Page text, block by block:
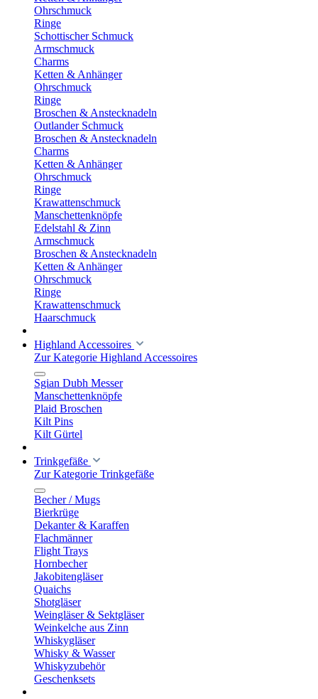
Ohrschmuck
Ringe
Schottischer Schmuck
Armschmuck
Charms
Ketten & Anhänger
Ohrschmuck
Ringe
Broschen & Anstecknadeln
Outlander Schmuck
Broschen & Anstecknadeln
Charms
Ketten & Anhänger
Ohrschmuck
Ringe
Krawattenschmuck
Manschettenknöpfe
Edelstahl & Zinn
Armschmuck
Broschen & Anstecknadeln
Ketten & Anhänger
Ohrschmuck
Ringe
Krawattenschmuck
Haarschmuck
Highland Accessoires
Zur Kategorie Highland Accessoires
Sgian Dubh Messer
Manschettenknöpfe
Plaid Broschen
Kilt Pins
Kilt Gürtel
Trinkgefäße
Zur Kategorie Trinkgefäße
Becher / Mugs
Bierkrüge
Dekanter & Karaffen
Flachmänner
Flight Trays
Hornbecher
Jakobitengläser
Quaichs
Shotgläser
Weingläser & Sektgläser
Weinkelche aus Zinn
Whiskygläser
Whisky & Wasser
Whiskyzubehör
Geschenksets